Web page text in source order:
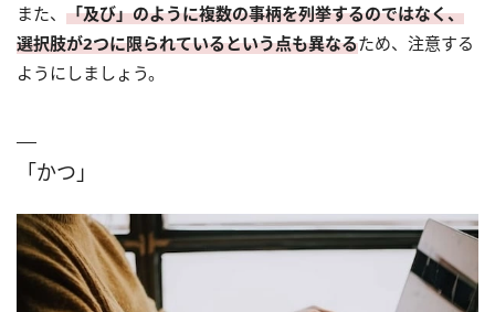
また、 「及び」のように複数の事柄を列挙するのではなく、
選択肢が2つに限られているという点も異なるため、注意する
ようにしましょう。
「かつ」